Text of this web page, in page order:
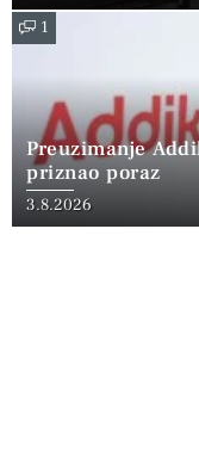
1
Preuzimanje
priznao poraz
3.8.2026